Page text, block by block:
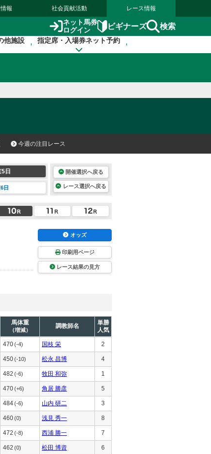
報 社会貢献活動 レース情報
ネット馬券
ログイン
ビギナーズ 検索
他施設 指定席・入場券ネット予約
今週の注目レース
5日
日
開催選択へ戻る
レース選択へ戻る
オッズ
印刷用ページ
レース結果の見方
馬体重
（増減）
調教師名
単勝
人気
470(-4) 国枝 栄 2
450(-10) 松永 昌博 4
482 (-6) 牧田 和弥 1
470(+6) 角居 勝彦 5
484(-6) 山内 研二 3
460(0) 浅見 秀一 8
472 (-8) 西浦 勝一 7
462 (0) 松田 博資 6